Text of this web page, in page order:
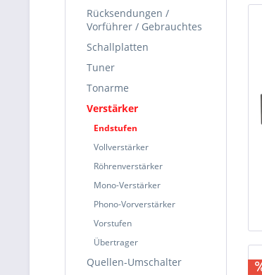
Rücksendungen /
Vorführer / Gebrauchtes
Schallplatten
Tuner
Tonarme
Verstärker
Endstufen
Vollverstärker
Röhrenverstärker
Mono-Verstärker
Phono-Vorverstärker
Vorstufen
Übertrager
Quellen-Umschalter